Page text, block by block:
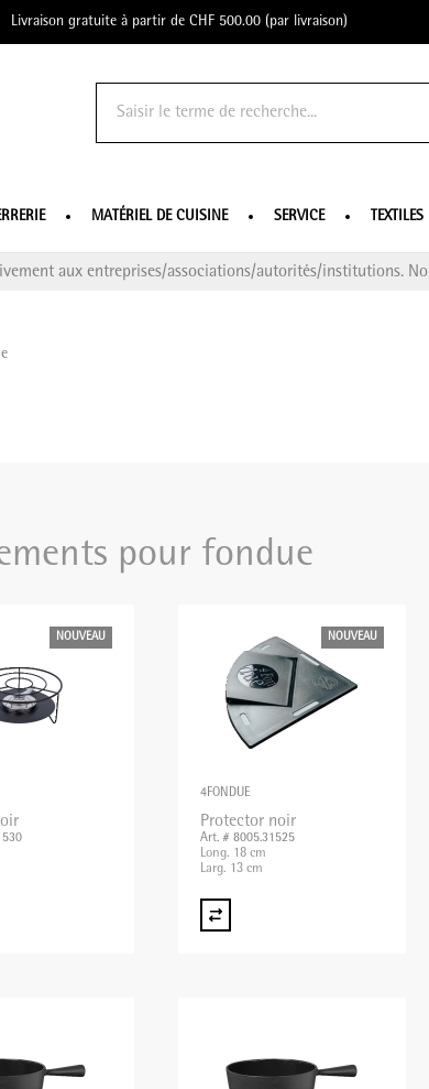
Livraison gratuite à partir de CHF 500.00 (par livraison)
MATÉRIEL DE CUISINE SERVICE TEXTILES
aux entreprises/associations/autorités/institutions.
pour fondue
NOUVEAU NOUVEAU
4FONDUE
Protector noir
Art. # 8005.31525
Long. 18 cm
Larg. 13 cm